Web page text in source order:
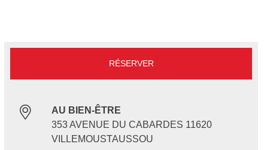
RÉSERVER
AU BIEN-ÊTRE
353 AVENUE DU CABARDES 11620
VILLEMOUSTAUSSOU